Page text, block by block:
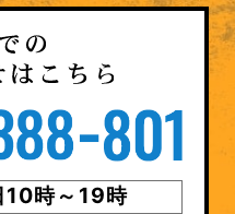
10時～19時